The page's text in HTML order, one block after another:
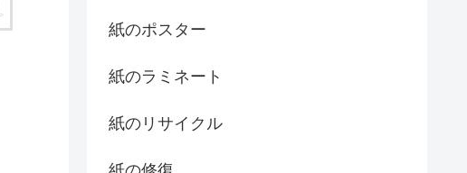
紙のポスター
紙のラミネート
紙のリサイクル